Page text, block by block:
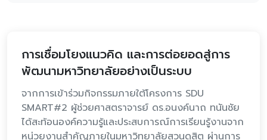
การเชื่อมโยงแนวคิด และการต่อยอดสู่การ
พัฒนามหาวิทยาลัยอย่างเป็นระบบ
จากการเข้าร่วมกิจกรรมภายใต้โครงการ SDU
SMART#2 ผู้ช่วยศาสตราจารย์ ดร.อนงค์นาถ ทนันชัย
ได้สะท้อนองค์ความรู้และประสบการณ์การเรียนรู้งานจาก
หน่วยงานสำคัญภายในมหาวิทยาลัยสวนดุสิต ผ่านการ